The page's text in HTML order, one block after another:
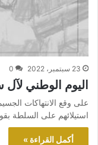
23 سبتمبر، 2022 0
اليوم الوطني
على وقع الانتهاكات
استيلائهم على السلطة
أكمل القراءة »